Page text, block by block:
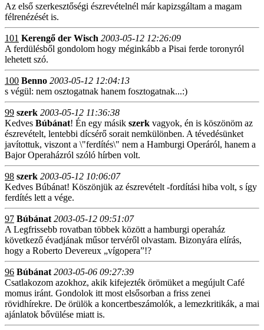
Az első szerkesztőségi észrevételnél már kapizsgáltam a magam
félrenézését is.
101 Kerengő der Wisch 2003-05-12 12:26:09
A ferdülésből gondolom hogy méginkább a Pisai ferde toronyról
lehetett szó.
100 Benno 2003-05-12 12:04:13
s végül: nem osztogatnak hanem fosztogatnak...:)
99 szerk 2003-05-12 11:36:38
Kedves Búbánat! Én egy másik szerk vagyok, én is köszönöm az
észrevételt, lentebbi dícsérő sorait nemkülönben. A tévedésünket
javítottuk, viszont a \"ferdítés\" nem a Hamburgi Operáról, hanem a
Bajor Operaházról szóló hírben volt.
98 szerk 2003-05-12 10:06:07
Kedves Búbánat! Köszönjük az észrevételt -fordítási hiba volt, s így
ferdítés lett a vége.
97 Búbánat 2003-05-12 09:51:07
A Legfrissebb rovatban többek között a hamburgi operaház
következő évadjának műsor tervéről olvastam. Bizonyára elírás,
hogy a Roberto Devereux „vígopera”!?
96 Búbánat 2003-05-06 09:27:39
Csatlakozom azokhoz, akik kifejezték örömüket a megújult Café
momus iránt. Gondolok itt most elsősorban a friss zenei
rövidhírekre. De örülök a koncertbeszámolók, a lemezkritikák, a mai
ajánlatok bővülése miatt is.